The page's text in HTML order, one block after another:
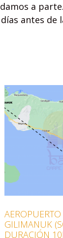
a
antes
GILIMANUK
DURACIÓN